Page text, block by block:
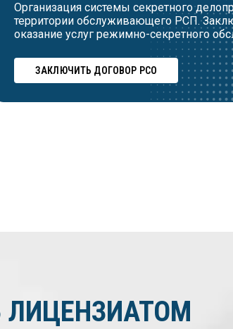
Организация системы секретного
территории обслуживающего РСП.
оказание услуг режимно-секретного
ЗАКЛЮЧИТЬ ДОГОВОР РСО
ЛИЦЕНЗИАТОМ